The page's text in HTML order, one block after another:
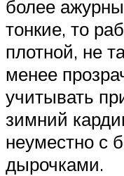
более
тонкие, то
плотной, не
менее
учитывать
зимний
неуместно с
дырочками.